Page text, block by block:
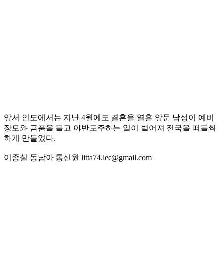
앞서 인도에서는 지난 4월에도 결혼을 열흘 앞둔 남성이 예비
장모와 금품을 들고 야반도주하는 일이 벌어져 전국을 떠들썩
하게 만들었다.
이종실 동남아 통신원 litta74.lee@gmail.com